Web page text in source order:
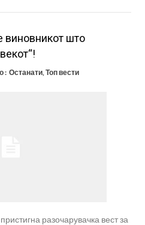
виновникот што
: Останати,Топ вести
разочарувачка вест за